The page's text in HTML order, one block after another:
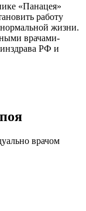
«Панацея»
работу
жизни.
врачами-
РФ и
врачом